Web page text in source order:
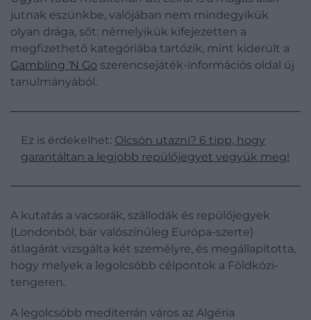
jutnak eszünkbe, valójában nem mindegyikük
olyan drága, sőt: némelyikük kifejezetten a
megfizethető kategóriába tartózik, mint kiderült a
Gambling ‘N Go szerencsejáték-információs oldal új
tanulmányából.
Ez is érdekelhet: Olcsón utazni? 6 tipp, hogy
garantáltan a legjobb repülőjegyet vegyük meg!
A kutatás a vacsorák, szállodák és repülőjegyek
(Londonból, bár valószínűleg Európa-szerte)
átlagárát vizsgálta két személyre, és megállapította,
hogy melyek a legolcsóbb célpontok a Földközi-
tengeren.
A legolcsóbb mediterrán város az Algéria